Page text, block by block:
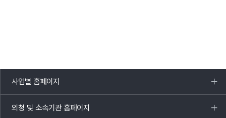
사업별 홈페이지
목록
열기
외청 및 소속기관 홈페이지
목록